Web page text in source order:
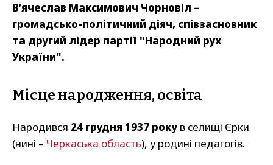
В’ячеслав Максимович Чорновіл –
громадсько-політичний діяч, співзасновник
та другий лідер партії "Народний рух
України".
Місце народження, освіта
Народився 24 грудня 1937 рокув селищі Єрки
(нині – Черкаська область), у родині педагогів.